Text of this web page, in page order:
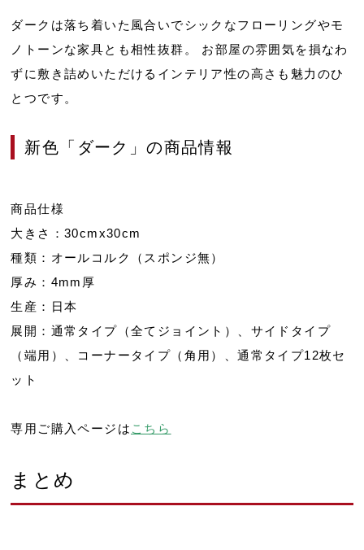
ダークは落ち着いた風合いでシックなフローリングやモ
ノトーンな家具とも相性抜群。 お部屋の雰囲気を損なわ
ずに敷き詰めいただけるインテリア性の高さも魅力のひ
とつです。
新色「ダーク」の商品情報
商品仕様
大きさ：30cmx30cm
種類：オールコルク（スポンジ無）
厚み：4mm厚
生産：日本
展開：通常タイプ（全てジョイント）、サイドタイプ
（端用）、コーナータイプ（角用）、通常タイプ12枚セ
ット
専用ご購入ページは こちら
まとめ